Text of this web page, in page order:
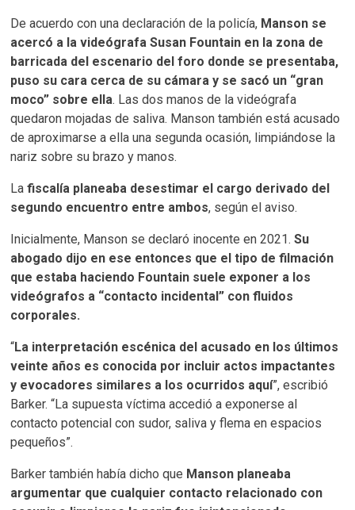
De acuerdo con una declaración de la policía, Manson se
acercó a la videógrafa Susan Fountain en la zona de
barricada del escenario del foro donde se presentaba,
puso su cara cerca de su cámara y se sacó un “gran
moco” sobre ella. Las dos manos de la videógrafa
quedaron mojadas de saliva. Manson también está acusado
de aproximarse a ella una segunda ocasión, limpiándose la
nariz sobre su brazo y manos.
Lafiscalía planeaba desestimar el cargo derivado del
segundo encuentro entre ambos, según el aviso.
Inicialmente, Manson se declaró inocente en 2021.Su
abogado dijo en ese entonces que el tipo de filmación
que estaba haciendo Fountain suele exponer a los
videógrafos a “contacto incidental” con fluidos
corporales.
“La interpretación escénica del acusado en los últimos
veinte años es conocida por incluir actos impactantes
y evocadores similares a los ocurridos aquí”, escribió
Barker. “La supuesta víctima accedió a exponerse al
contacto potencial con sudor, saliva y flema en espacios
pequeños”.
Barker también había dicho que Manson planeaba
argumentar que cualquier contacto relacionado con